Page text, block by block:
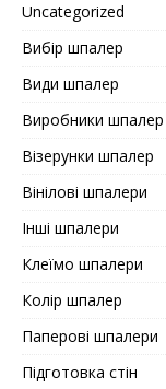
Uncategorized
Вибір шпалер
Види шпалер
Виробники шпалер
Візерунки шпалер
Вінілові шпалери
Інші шпалери
Клеїмо шпалери
Колір шпалер
Паперові шпалери
Підготовка стін